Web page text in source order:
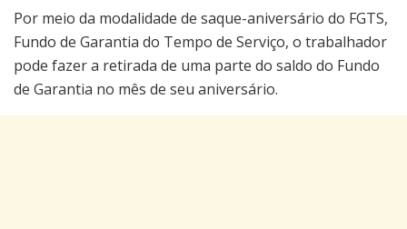
Por meio da modalidade de saque-aniversário do FGTS,
Fundo de Garantia do Tempo de Serviço, o trabalhador
pode fazer a retirada de uma parte do saldo do Fundo
de Garantia no mês de seu aniversário.